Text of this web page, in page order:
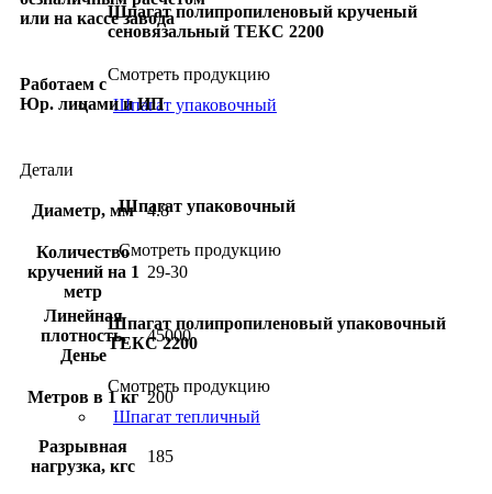
Шпагат полипропиленовый крученый
сеновязальный ТЕКС 2200
Смотреть продукцию
Шпагат упаковочный
Шпагат упаковочный
Смотреть продукцию
Шпагат полипропиленовый упаковочный
ТЕКС 2200
Смотреть продукцию
Шпагат тепличный
или на кассе завода
Работаем с
Юр. лицами и ИП
Детали
Диаметр, мм 4.8
Количество
кручений на 1
метр
29-30
Линейная
плотность,
Денье
45000
Метров в 1 кг 200
Разрывная
нагрузка, кгс
185